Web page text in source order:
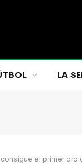
LA
el primer oro